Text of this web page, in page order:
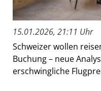
15.01.2026, 21:11 Uhr
Schweizer wollen
Buchung – neue
erschwingliche